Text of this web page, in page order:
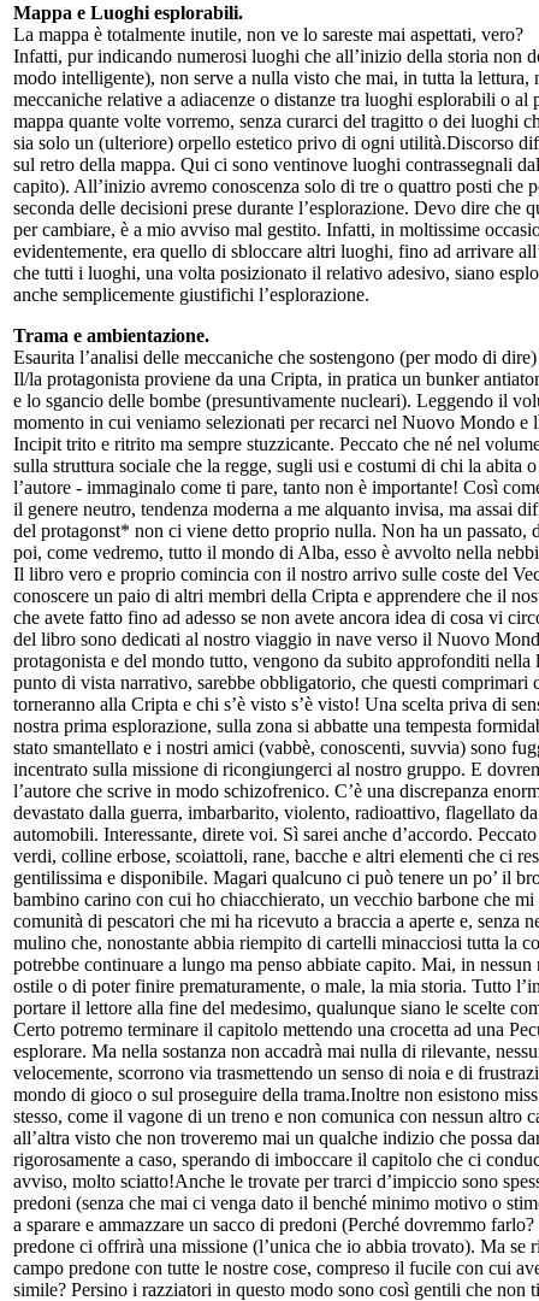
Mappa e Luoghi esplorabili.
La mappa è totalmente inutile, non ve lo sareste mai aspettati, vero?
Infatti, pur indicando numerosi luoghi che all’inizio della storia non
modo intelligente), non serve a nulla visto che mai, in tutta la
meccaniche relative a adiacenze o distanze tra luoghi esplorabili o
mappa quante volte vorremo, senza curarci del tragitto o dei luoghi
sia solo un (ulteriore) orpello estetico privo di ogni utilità.Discorso
sul retro della mappa. Qui ci sono ventinove luoghi contrassegnali
capito). All’inizio avremo conoscenza solo di tre o quattro posti
seconda delle decisioni prese durante l’esplorazione. Devo dire che
per cambiare, è a mio avviso mal gestito. Infatti, in moltissime
evidentemente, era quello di sbloccare altri luoghi, fino ad arrivare
che tutti i luoghi, una volta posizionato il relativo adesivo, siano
anche semplicemente giustifichi l’esplorazione.
Trama e ambientazione.
Esaurita l’analisi delle meccaniche che sostengono (per modo di
Il/la protagonista proviene da una Cripta, in pratica un bunker
e lo sgancio delle bombe (presuntivamente nucleari). Leggendo il
momento in cui veniamo selezionati per recarci nel Nuovo Mondo
Incipit trito e ritrito ma sempre stuzzicante. Peccato che né nel
sulla struttura sociale che la regge, sugli usi e costumi di chi la abita
l’autore - immaginalo come ti pare, tanto non è importante! Così
il genere neutro, tendenza moderna a me alquanto invisa, ma assai
del protagonst* non ci viene detto proprio nulla. Non ha un passato,
poi, come vedremo, tutto il mondo di Alba, esso è avvolto nella
Il libro vero e proprio comincia con il nostro arrivo sulle coste del
conoscere un paio di altri membri della Cripta e apprendere che il
che avete fatto fino ad adesso se non avete ancora idea di cosa vi
del libro sono dedicati al nostro viaggio in nave verso il Nuovo
protagonista e del mondo tutto, vengono da subito approfonditi
punto di vista narrativo, sarebbe obbligatorio, che questi
torneranno alla Cripta e chi s’è visto s’è visto! Una scelta priva di
nostra prima esplorazione, sulla zona si abbatte una tempesta
stato smantellato e i nostri amici (vabbè, conoscenti, suvvia) sono
incentrato sulla missione di ricongiungerci al nostro gruppo. E
l’autore che scrive in modo schizofrenico. C’è una discrepanza
devastato dalla guerra, imbarbarito, violento, radioattivo, flagellato
automobili. Interessante, direte voi. Sì sarei anche d’accordo.
verdi, colline erbose, scoiattoli, rane, bacche e altri elementi che ci
gentilissima e disponibile. Magari qualcuno ci può tenere un po’ il
bambino carino con cui ho chiacchierato, un vecchio barbone che
comunità di pescatori che mi ha ricevuto a braccia a aperte e,
mulino che, nonostante abbia riempito di cartelli minacciosi tutta la
potrebbe continuare a lungo ma penso abbiate capito. Mai, in
ostile o di poter finire prematuramente, o male, la mia storia. Tutto
portare il lettore alla fine del medesimo, qualunque siano le scelte
Certo potremo terminare il capitolo mettendo una crocetta ad una
esplorare. Ma nella sostanza non accadrà mai nulla di rilevante,
velocemente, scorrono via trasmettendo un senso di noia e di
mondo di gioco o sul proseguire della trama.Inoltre non esistono
stesso, come il vagone di un treno e non comunica con nessun altro
all’altra visto che non troveremo mai un qualche indizio che possa
rigorosamente a caso, sperando di imboccare il capitolo che ci
avviso, molto sciatto!Anche le trovate per trarci d’impiccio sono
predoni (senza che mai ci venga dato il benché minimo motivo o
a sparare e ammazzare un sacco di predoni (Perché dovremmo
predone ci offrirà una missione (l’unica che io abbia trovato). Ma
campo predone con tutte le nostre cose, compreso il fucile con cui
simile? Persino i razziatori in questo modo sono così gentili che non